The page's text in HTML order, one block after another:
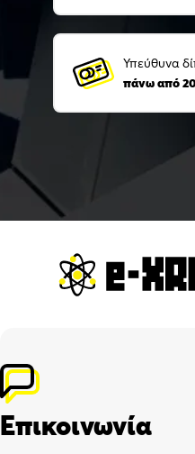
Υπεύθυνα
πάνω από
Επικοινωνία